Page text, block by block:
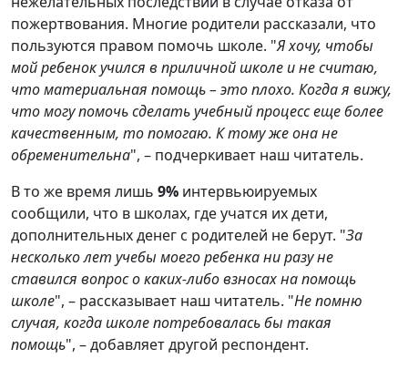
пожертвования. Многие родители рассказали, что
пользуются правом помочь школе. "Я хочу, чтобы
мой ребенок учился в приличной школе и не считаю,
что материальная помощь – это плохо. Когда я вижу,
что могу помочь сделать учебный процесс еще более
качественным, то помогаю. К тому же она не
обременительна", – подчеркивает наш читатель.
В то же время лишь 9% интервьюируемых
сообщили, что в школах, где учатся их дети,
дополнительных денег с родителей не берут. "За
несколько лет учебы моего ребенка ни разу не
ставился вопрос о каких-либо взносах на помощь
школе", – рассказывает наш читатель. "Не помню
случая, когда школе потребовалась бы такая
помощь", – добавляет другой респондент.